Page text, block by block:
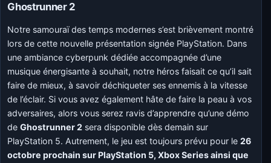
Ghostrunner 2
Notre samouraï des temps modernes s’est brièvement montré
lors de cette nouvelle présentation signée PlayStation. Dans
une ambiance cyberpunk dédiée accompagnée d’une
musique énergisante à souhait, notre héros faisait ce qu’il sait
faire de mieux, à savoir déchiqueter ses ennemis à la vitesse
de l’éclair. Si vous avez également hâte de faire la peau à vos
adversaires, alors vous serez ravis d’apprendre qu’une démo
deGhostrunner 2 sera disponible dès demain sur
PlayStation 5. Autrement, le jeu est toujours prévu pour le26
octobre prochain sur PlayStation 5, Xbox Series ainsi que